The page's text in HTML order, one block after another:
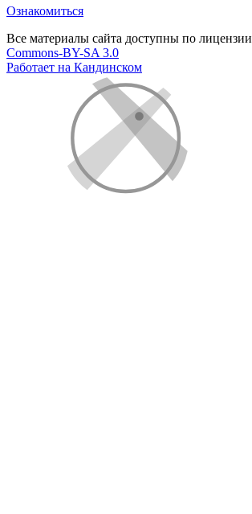
Ознакомиться
Все материалы сайта доступны по лицензии
Commons-BY-SA 3.0
Работает на Кандинском